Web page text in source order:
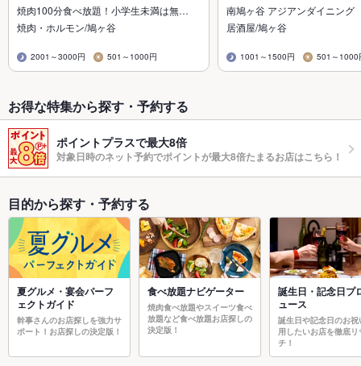
焼肉100分食べ放題！小学生未満は無…
焼肉・ホルモン/鳩ヶ谷
2001～3000円 501～1000円
南鳩ヶ谷 アジアンダイニング
居酒屋/鳩ヶ谷
1001～1500円 501～1000
お得な特集から探す・予約する
ポイントプラスで最大8倍
対象日時のネット予約でポイントが最大8倍たまるお店はこちら！
目的から探す・予約する
夏グルメ・宴会パーフ
ェクトガイド
幹事さんのお店探しを強力サ
ポート！お店探しの決定版！
食べ放題ナビゲーター
焼肉食べ放題やスイーツ食べ
放題など食べ放題お店探しの
決定版！
誕生日・記念日プ
ュース
誕生日や記念日のお祝
用したいお店を徹底リ
チ！